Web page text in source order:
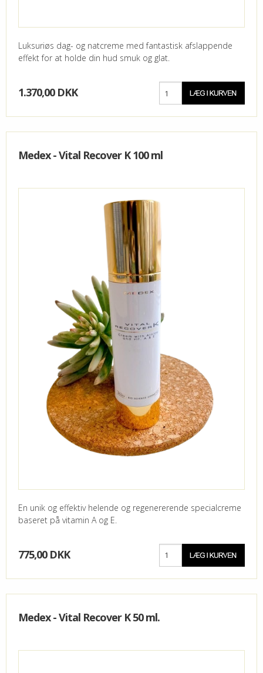
Luksuriøs dag- og natcreme med fantastisk afslappende
effekt for at holde din hud smuk og glat.
1.370,00 DKK
Medex - Vital Recover K 100 ml
En unik og effektiv helende og regenererende specialcreme
baseret på vitamin A og E.
775,00 DKK
Medex - Vital Recover K 50 ml.